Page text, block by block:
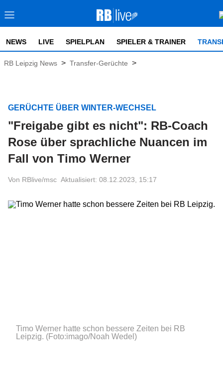
NEWS LIVE SPIELPLAN SPIELER & TRAINER
RB Leipzig News > Transfer-Gerüchte >
GERÜCHTE ÜBER WINTER-WECHSEL
"Freigabe gibt es nicht": RB-Coach
Rose über sprachliche Nuancen im
Fall von Timo Werner
Von RBlive/msc Aktualisiert: 08.12.2023, 15:17
Timo Werner hatte schon bessere Zeiten bei RB
Leipzig. (Foto:imago/Noah Wedel)